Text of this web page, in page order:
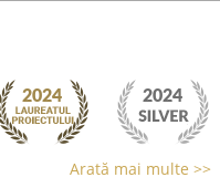
Arată mai multe >>